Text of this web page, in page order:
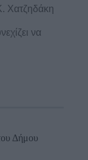
Χατζηδάκη
να
Δήμου